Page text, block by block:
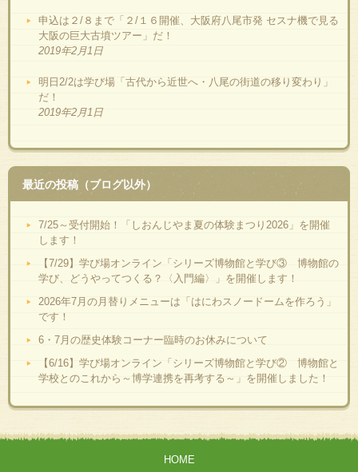
申込は２/８まで「２/１６開催、大阪府八尾市発 セスナ機で見る
大阪の巨大古墳ツアー」だ！
2019年2月1日
明日2/2は学び場「古代から近世へ・八尾の街道の移り変わり」
だ！
2019年2月1日
最近の投稿（ブログ以外）
7/25～受付開始！「しおんじやま夏の体験まつり2026」を開催
します！
【7/29】学び場オンライン「シリーズ博物館と学び③ 博物館の
学び、どうやってつくる？〈入門編〉」を開催します！
2026年7月の月替りメニューは「はにわスノードームを作ろう」
です！
6・7月の歴史体験コーナー臨時のお休みについて
【6/16】学び場オンライン「シリーズ博物館と学び② 博物館と
学校とのこれから～博学連携を再考する～」を開催しました！
HOME